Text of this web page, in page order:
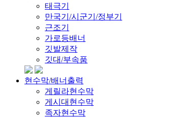
태극기
만국기/시군기/정부기
근조기
가로등배너
깃발제작
깃대/부속품
현수막/배너출력
게릴라현수막
게시대현수막
족자현수막